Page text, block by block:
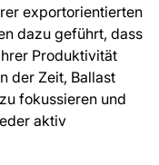
exportorientierten
dazu geführt, dass
Produktivität
der Zeit, Ballast
fokussieren und
aktiv